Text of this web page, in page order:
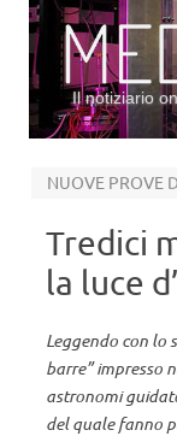
Il notiziario
Tredici
la luce
Leggendo con lo
barre” impresso
astronomi
del quale fanno